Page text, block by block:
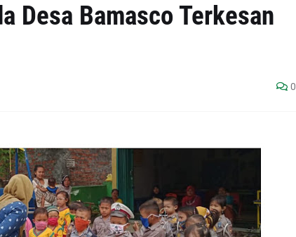
Desa Bamasco Terkesan
0